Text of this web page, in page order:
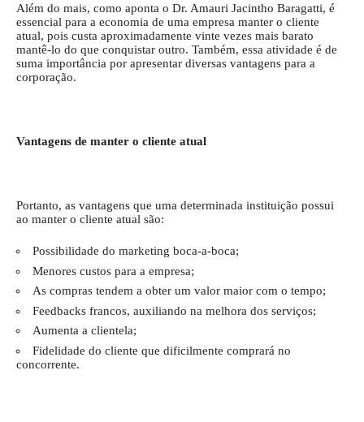
Além do mais, como aponta o Dr. Amauri Jacintho Baragatti, é
essencial para a economia de uma empresa manter o cliente
atual, pois custa aproximadamente vinte vezes mais barato
mantê-lo do que conquistar outro. Também, essa atividade é de
suma importância por apresentar diversas vantagens para a
corporação.
Vantagens de manter o cliente atual
Portanto, as vantagens que uma determinada instituição possui
ao manter o cliente atual são:
Possibilidade do marketing boca-a-boca;
Menores custos para a empresa;
As compras tendem a obter um valor maior com o tempo;
Feedbacks francos, auxiliando na melhora dos serviços;
Aumenta a clientela;
Fidelidade do cliente que dificilmente comprará no
concorrente.